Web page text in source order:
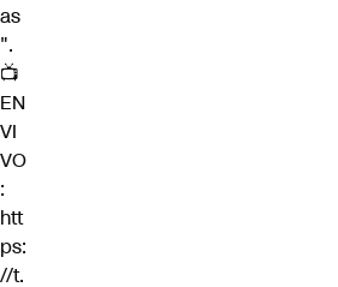
as
".
📺
EN
VI
VO
:
htt
ps:
//t.